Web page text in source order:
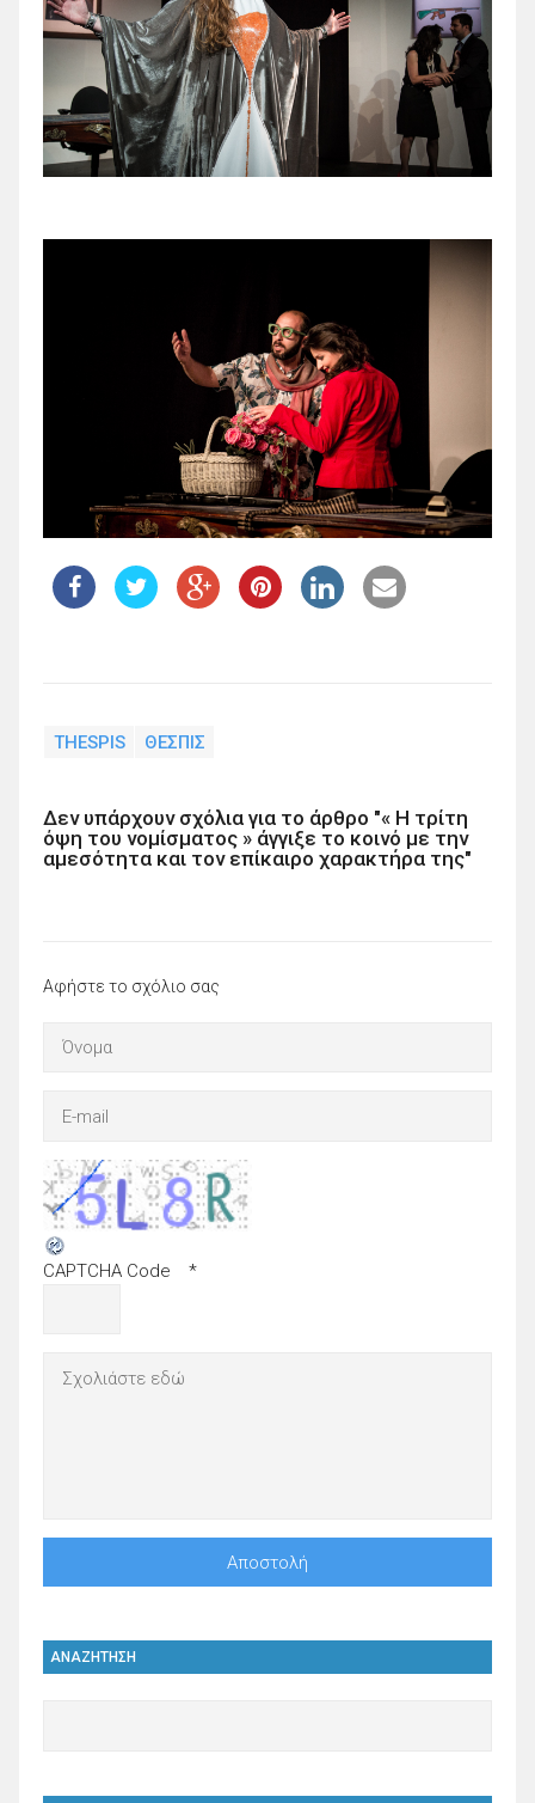
THESPIS ΘΕΣΠΙΣ
Δεν υπάρχουν σχόλια για το άρθρο "« Η τρίτη
όψη του νομίσματος » άγγιξε το κοινό με την
αμεσότητα και τον επίκαιρο χαρακτήρα της"
Αφήστε το σχόλιο σας
CAPTCHA Code *
ΑΝΑΖΗΤΗΣΗ